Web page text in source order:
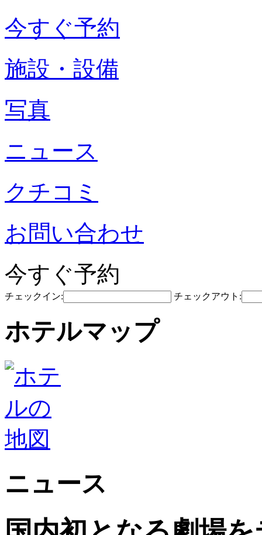
今すぐ予約
施設・設備
写真
ニュース
クチコミ
お問い合わせ
今すぐ予約
チェックイン: チェックアウト:
ホテルマップ
ニュース